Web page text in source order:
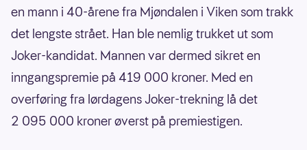
en mann i 40-årene fra Mjøndalen i Viken som trakk
det lengste strået. Han ble nemlig trukket ut som
Joker-kandidat. Mannen var dermed sikret en
inngangspremie på 419 000 kroner. Med en
overføring fra lørdagens Joker-trekning lå det
2 095 000 kroner øverst på premiestigen.